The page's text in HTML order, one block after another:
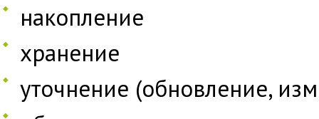
накопление
хранение
уточнение (обновление,